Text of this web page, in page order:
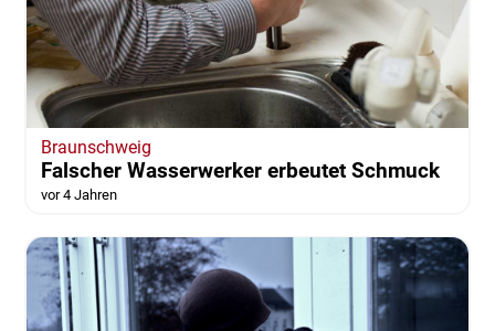
Braunschweig
Falscher Wasserwerker erbeutet Schmuck
vor 4 Jahren